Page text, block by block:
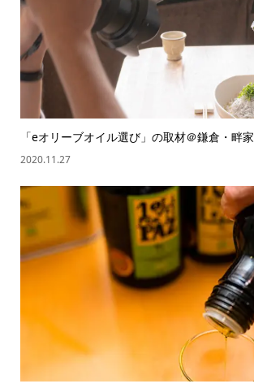
「eオリーブオイル選び」の取材＠鎌倉・畔家
2020.11.27